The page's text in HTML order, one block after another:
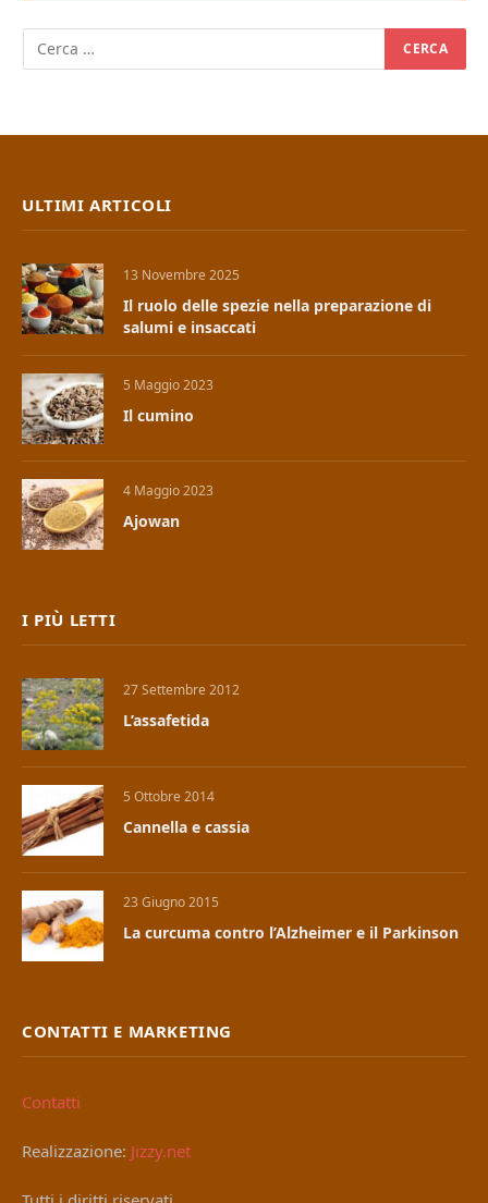
ULTIMI ARTICOLI
13 Novembre 2025
Il ruolo delle spezie nella preparazione di
salumi e insaccati
5 Maggio 2023
Il cumino
4 Maggio 2023
Ajowan
I PIÙ LETTI
27 Settembre 2012
L’assafetida
5 Ottobre 2014
Cannella e cassia
23 Giugno 2015
La curcuma contro l’Alzheimer e il Parkinson
CONTATTI E MARKETING
Contatti
Realizzazione: Jizzy.net